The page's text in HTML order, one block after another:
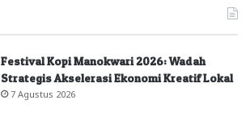
Festival Kopi Manokwari 2026: Wadah
Strategis Akselerasi Ekonomi Kreatif Lokal
7 Agustus 2026